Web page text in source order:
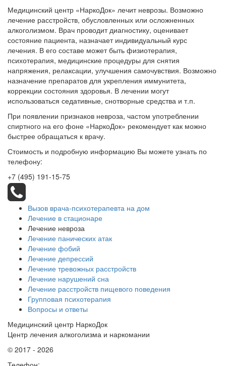
Медицинский центр «НаркоДок» лечит неврозы. Возможно
лечение расстройств, обусловленных или осложненных
алкоголизмом. Врач проводит диагностику, оценивает
состояние пациента, назначает индивидуальный курс
лечения. В его составе может быть физиотерапия,
психотерапия, медицинские процедуры для снятия
напряжения, релаксации, улучшения самочувствия. Возможно
назначение препаратов для укрепления иммунитета,
коррекции состояния здоровья. В лечении могут
использоваться седативные, снотворные средства и т.п.
При появлении признаков невроза, частом употреблении
спиртного на его фоне «НаркоДок» рекомендует как можно
быстрее обращаться к врачу.
Стоимость и подробную информацию Вы можете узнать по
телефону:
+7 (495) 191-15-75
Вызов врача-психотерапевта на дом
Лечение в стационаре
Лечение невроза
Лечение панических атак
Лечение фобий
Лечение депрессий
Лечение тревожных расстройств
Лечение нарушений сна
Лечение расстройств пищевого поведения
Групповая психотерапия
Вопросы и ответы
Медицинский центр НаркоДок
Центр лечения алкоголизма и наркомании
© 2017 - 2026